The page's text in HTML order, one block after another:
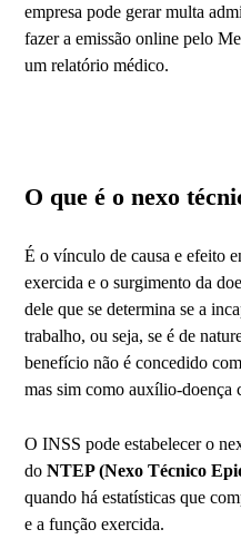
empresa pode gerar multa
fazer a emissão online pelo
um relatório médico.
O que é o nexo
É o vínculo de causa e efeito
exercida e o surgimento da
dele que se determina se a
trabalho, ou seja, se é de
benefício não é concedido
mas sim como auxílio-doença
O INSS pode estabelecer o
doNTEP (Nexo Técnico
quando há estatísticas que
e a função exercida.